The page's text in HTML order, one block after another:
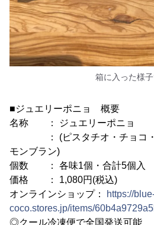
箱に入った様
■ジュエリーポニョ 概要
名称 ： ジュエリーポニョ
： (ピスタチオ・チョコ・
モンブラン)
個数 ： 各味1個・合計5個入
価格 ： 1,080円(税込)
オンラインショップ：
https://
coco.stores.jp/items/
◎クール冷凍便で全国発送可能